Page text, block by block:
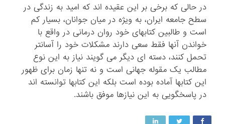
در حالی که برخی بر این عقیده اند که امید به زندگی در
سطح جامعه ایران، به ویژه در میان جوانان، بسیار کم
است و طالبین کتابهای خود روان درمانی در واقع با
خواندن آنها فقط سعی دارند مشکلات خود را آسانتر
تحمل کنند، دسته ای دیگر می گویند نیاز به این نوع
مطالب یک مقوله جهانی است و نه تنها زمان برای ظهور
این کتابها آماده بوده است بلکه این کتابها توانسته اند
در پاسخگویی به این نیازها موفق باشند.